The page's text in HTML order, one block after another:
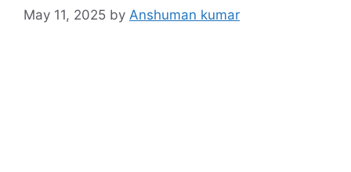
May 11, 2025 by Anshuman kumar